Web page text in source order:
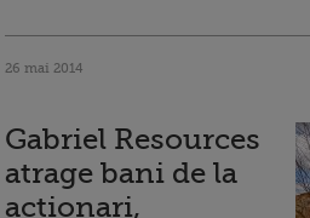
26 mai 2014
Gabriel Resources
atrage bani de la
actionari,